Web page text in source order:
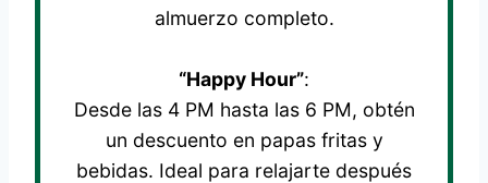
almuerzo completo.
“Happy Hour”:
Desde las 4 PM hasta las 6 PM, obtén
un descuento en papas fritas y
bebidas. Ideal para relajarte después